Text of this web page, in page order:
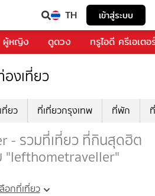
TH เข้าสู่ระบบ
ผู้หญิง ดูดวง ทรูไอดี ครีเอเตอ
องเที่ยว
ที่ยว ที่เที่ยวกรุงเทพ ที่พัก
- รวมที่เที่ยว ที่กินสุดฮิต
"lefthometraveller"
ลือกที่เที่ยว